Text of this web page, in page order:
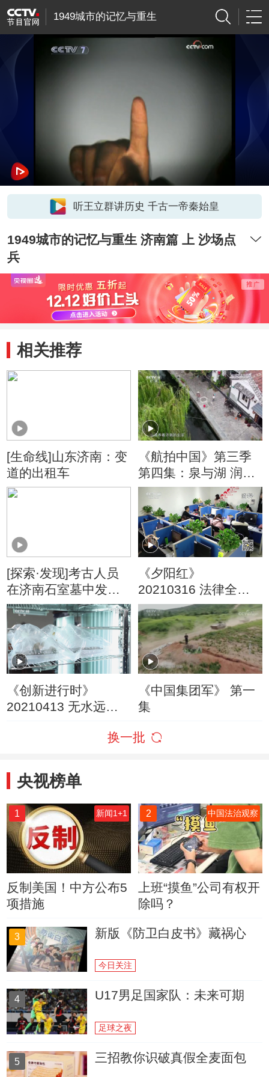
1949城市的记忆与重生
听王立群讲历史 千古一帝秦始皇
1949城市的记忆与重生 济南篇 上 沙场点
兵
相关推荐
[生命线]山东济南：变
道的出租车
《航拍中国》第三季
第四集：泉与湖 润泽
了济南的空气
[探索·发现]考古人员
在济南石室墓中发现
600年前的纺织品
《夕阳红》
20210316 法律全知
道——当“幸运”来敲门
《创新进行时》
20210413 无水远程
《中国集团军》 第一
集
换一批
央视榜单
1 新闻1+1
反制美国！中方公布5
项措施
2 中国法治观察
上班“摸鱼”公司有权开
除吗？
3 新版《防卫白皮书》藏祸心
今日关注
4 U17男足国家队：未来可期
足球之夜
5 三招教你识破真假全麦面包